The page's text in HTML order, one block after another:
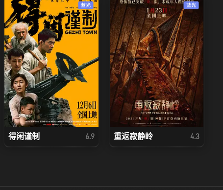
蓝光
得闲谨制 6.9
蓝光
重返寂静岭 4.3